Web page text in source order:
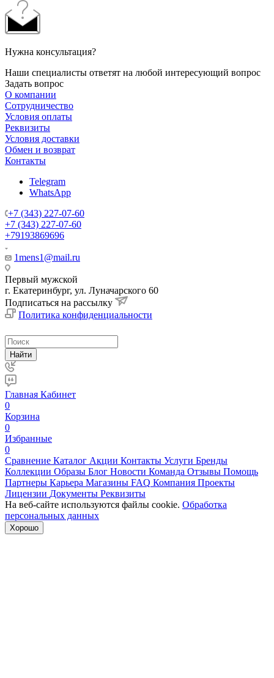
Нужна консультация?
Наши специалисты ответят на любой интересующий вопрос
Задать вопрос
О компании
Сотрудничество
Условия оплаты
Реквизиты
Условия доставки
Обмен и возврат
Контакты
Telegram
WhatsApp
+7 (343) 227-07-60
+7 (343) 227-07-60
+79193869696
1mens1@mail.ru
Первый мужской
г. Екатеринбург, ул. Луначарского 60
Подписаться на рассылку
Политика конфиденциальности
Найти
Главная Кабинет
0
Корзина
0
Избранные
0
Сравнение Каталог Акции Контакты Услуги Бренды
Коллекции Образы Блог Новости Команда Отзывы Помощь
Партнеры Карьера Магазины FAQ Компания Проекты
Лицензии Документы Реквизиты
На веб-сайте используются файлы cookie. Обработка
персональных данных
Хорошо